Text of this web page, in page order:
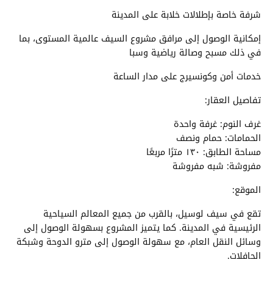
شرفة خاصة بإطلالات خلابة على المدينة
إمكانية الوصول إلى مرافق مشروع السيف عالمية المستوى، بما
في ذلك مسبح وصالة رياضية وسبا
خدمات أمن وكونسيرج على مدار الساعة
تفاصيل العقار:
غرف النوم: غرفة واحدة
الحمامات: حمام ونصف
مساحة الطابق: ١٣٠ مترًا مربعًا
مفروشة: شبه مفروشة
الموقع:
تقع في سيف لوسيل، بالقرب من جميع المعالم السياحية
الرئيسية في المدينة. كما يتميز المشروع بسهولة الوصول إلى
وسائل النقل العام، مع سهولة الوصول إلى مترو الدوحة وشبكة
الحافلات.